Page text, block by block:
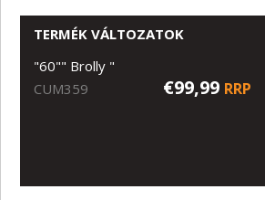
TERMÉK VÁLTOZATOK
"60"" Brolly "
CUM359
€99,99 RRP